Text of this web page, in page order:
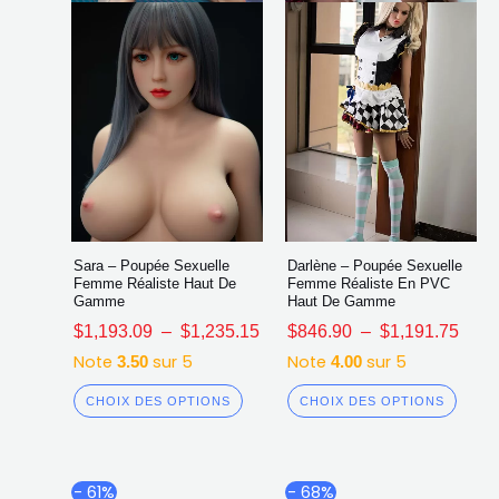
Sara – Poupée Sexuelle
Femme Réaliste Haut De
Gamme
$1,193.09 – $1,235.15
Note 3.50sur 5
CHOIX DES OPTIONS
choisies
du
produit
Darlène – Poupée Sexuelle
Femme Réaliste En PVC
Haut De Gamme
$846.90 – $1,191.75
Note 4.00sur 5
CHOIX DES OPTIONS
- 61%
Plage- 68%